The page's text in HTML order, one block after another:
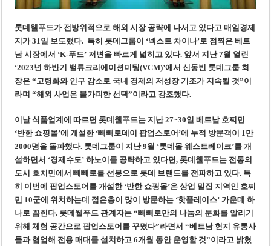
롯데웰푸드가 전방위적으로 해외 시장 공략에 나서고 있다고 매일경제
지가 31일 보도했다. 특히 롯데그룹이 ‘넥스트 차이나’로 점찍은 베트
남 시장에서 ‘K-푸드’ 저변을 빠르게 넓히고 있다. 앞서 지난 7월 열린
‘2023년 하반기 밸류크리에이션미팅(VCM)’에서 신동빈 롯데그룹 회
장은 “고령화와 인구 감소로 국내 경제의 저성장 기조가 지속될 것”이
라며 “해외 사업은 불가피한 선택”이라고 강조했다.
이날식품업계에 따르면 롯데웰푸드는 지난 27~30일 베트남 호찌 민
‘반한 쇼핑몰’에 개설한 ‘빼빼로데이 팝업스토어’에 누적 방문객이 1만
2000명을 돌파했다. 롯데그룹이 지난 9월 ‘롯데몰 웨스트레이크’를 개
설하면서 ‘경제수도’ 하노이를 공략하고 있다면, 롯데웰푸드는 전통의
도시 호치민에서 빼빼로를 선봉으로 롯데 브랜드를 전파하고 있다. 특
히 이번에 팝업스토어를 개설한 ‘반한 쇼핑몰’은상업 밀집 지역인 호찌
민 10군에 위치하는데 젊은층이 많이 방문하는 ‘핫플레이스’ 가운데 하
나로 꼽힌다. 롯데웰푸드 관계자는 “빼빼로만의 나눔의 문화를 알리기
위해 체험 공간으로 팝업스토어를 꾸몄다”라면서 “베트남 현지 유통사
들과 협업해 전용 매대를 설치하고 6개월 동안 운영할 것”이라고 밝혔